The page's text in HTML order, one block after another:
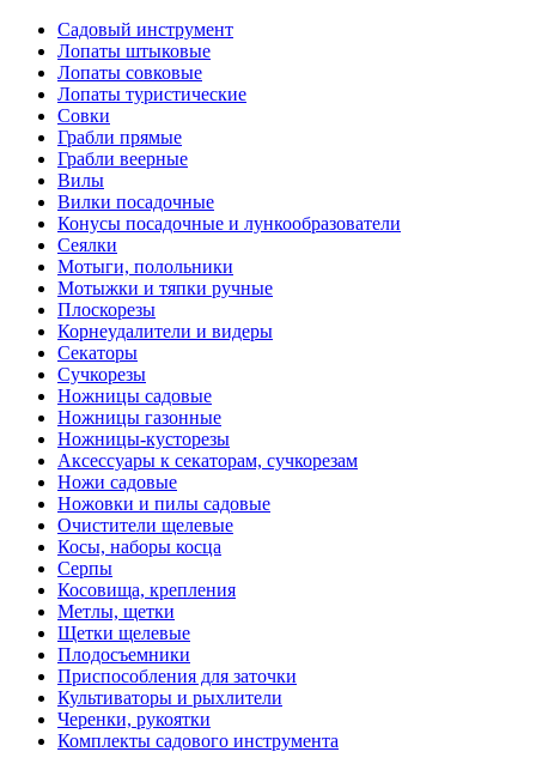
Садовый инструмент
Лопаты штыковые
Лопаты совковые
Лопаты туристические
Совки
Грабли прямые
Грабли веерные
Вилы
Вилки посадочные
Конусы посадочные и лункообразователи
Сеялки
Мотыги, полольники
Мотыжки и тяпки ручные
Плоскорезы
Корнеудалители и видеры
Секаторы
Сучкорезы
Ножницы садовые
Ножницы газонные
Ножницы-кусторезы
Аксессуары к секаторам, сучкорезам
Ножи садовые
Ножовки и пилы садовые
Очистители щелевые
Косы, наборы косца
Серпы
Косовища, крепления
Метлы, щетки
Щетки щелевые
Плодосъемники
Приспособления для заточки
Культиваторы и рыхлители
Черенки, рукоятки
Комплекты садового инструмента